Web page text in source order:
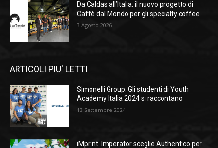
Da Caldas all’Italia: il nuovo progetto di
Caffè dal Mondo per gli specialty coffee
3 Agosto 2026
ARTICOLI PIU' LETTI
Simonelli Group. Gli studenti di Youth
Academy Italia 2024 si raccontano
13 Settembre 2024
iMprint. Imperator sceglie Authentico per